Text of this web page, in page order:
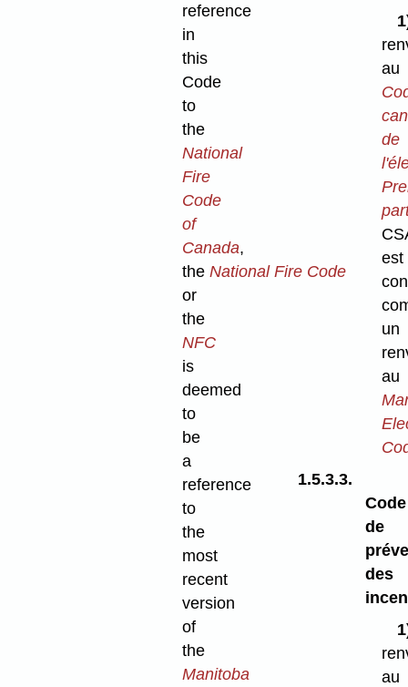
reference
in
this
Code
to
the
National
Fire
Code
of
Canada,
the National Fire Code
or
the
NFC
is
deemed
to
be
a
reference
to
the
most
recent
version
of
the
Manitoba
au
de
est
un
au
1.5.3.3.
Code
de
des
au